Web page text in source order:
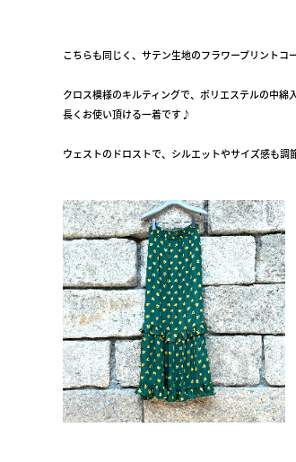
こちらも同じく、サテン生地のフラワープリントコー
クロス模様のキルティングで、ポリエステルの中綿入
長くお使い頂ける一着です♪
ウェストのドロストで、シルエットやサイズ感も調